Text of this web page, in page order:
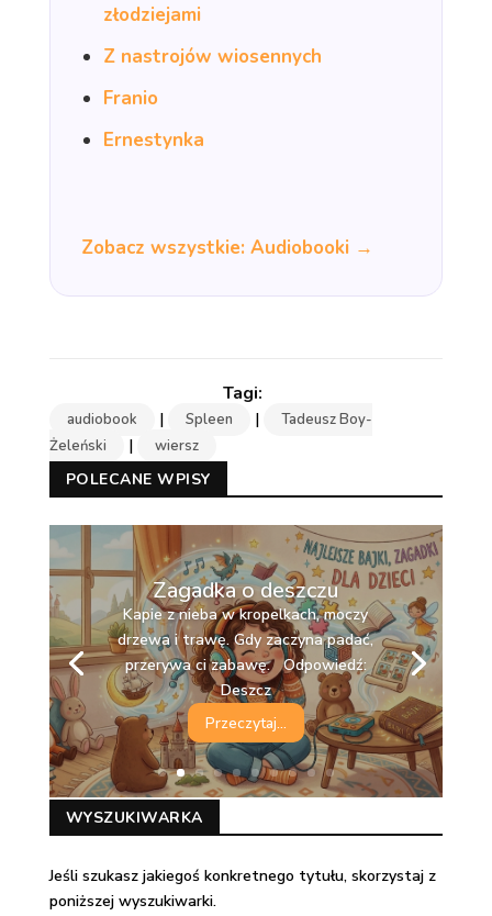
złodziejami
Z nastrojów wiosennych
Franio
Ernestynka
Zobacz wszystkie: Audiobooki →
audiobook | Spleen |
Tadeusz Boy-
Żeleński
| wiersz
POLECANE WPISY
Zagadka o deszczu
Kapie z nieba w kropelkach, moczy
drzewa i trawę. Gdy zaczyna padać,
przerywa ci zabawę. Odpowiedź:
Deszcz
Przeczytaj...
WYSZUKIWARKA
Jeśli szukasz jakiegoś konkretnego tytułu, skorzystaj z
poniższej wyszukiwarki.